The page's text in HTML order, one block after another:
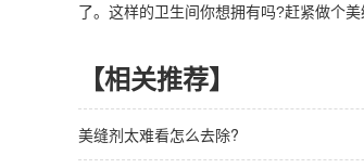
了。这样的卫生间你想拥有吗?赶紧做个
【相关推荐】
美缝剂太难看怎么去除?